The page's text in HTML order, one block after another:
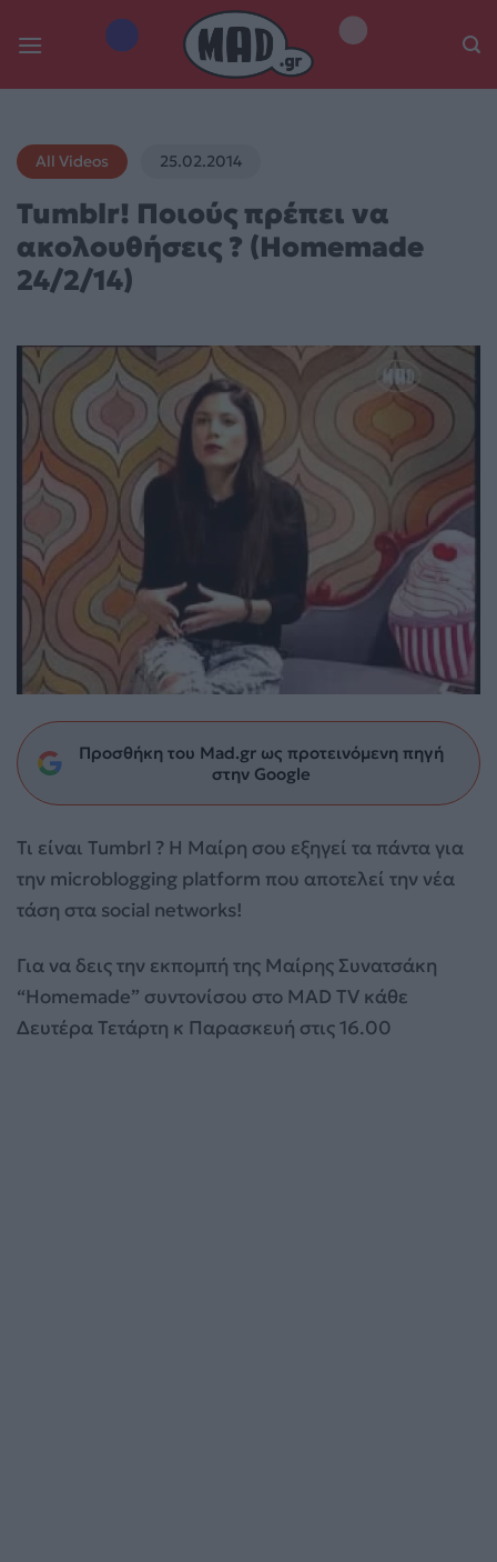
All Videos 25.02.2014
Tumblr! Ποιούς πρέπει να
ακολουθήσεις ? (Homemade
24/2/14)
Προσθήκη του Mad.gr ως προτεινόμενη πηγή
στην Google
Τι είναι Tumbrl ? Η Μαίρη σου εξηγεί τα πάντα για
την microblogging platform που αποτελεί την νέα
τάση στα social networks!
Για να δεις την εκπομπή της Μαίρης Συνατσάκη
“Homemade” συντονίσου στο MAD TV κάθε
Δευτέρα Τετάρτη κ Παρασκευή στις 16.00